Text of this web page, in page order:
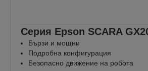
Серия Epson SCARA
Бързи и мощни
Подробна конфигурация
Безопасно движение на робота